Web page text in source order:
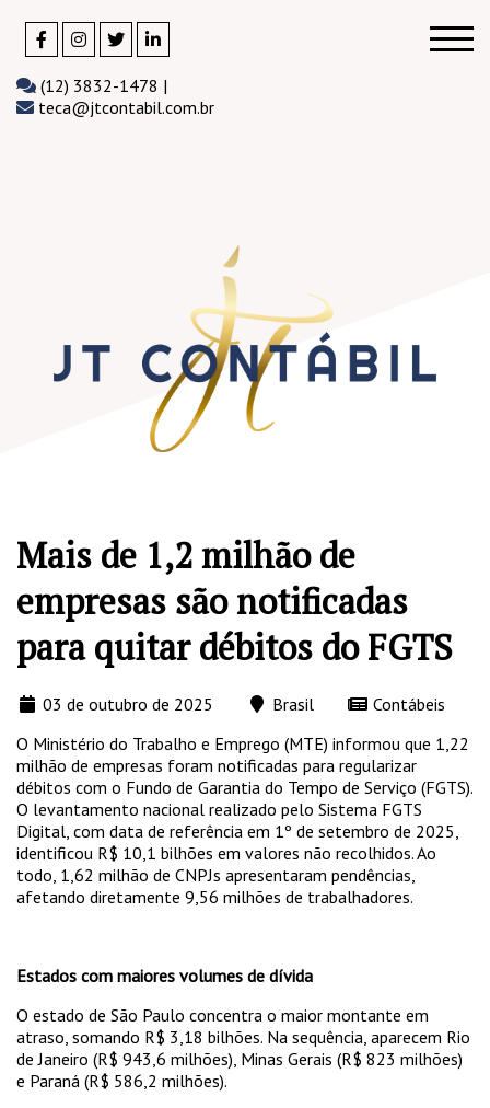
(12) 3832-1478 |
teca@jtcontabil.com.br
Mais de 1,2 milhão de
empresas são notificadas
para quitar débitos do FGTS
03 de outubro de 2025 Brasil
Contábeis
O Ministério do Trabalho e Emprego (MTE) informou que 1,22
milhão de empresas foram notificadas para regularizar
débitos com o Fundo de Garantia do Tempo de Serviço (FGTS).
O levantamento nacional realizado pelo Sistema FGTS
Digital, com data de referência em 1º de setembro de 2025,
identificou R$ 10,1 bilhões em valores não recolhidos. Ao
todo, 1,62 milhão de CNPJs apresentaram pendências,
afetando diretamente 9,56 milhões de trabalhadores.
Estados com maiores volumes de dívida
O estado de São Paulo concentra o maior montante em
atraso, somando R$ 3,18 bilhões. Na sequência, aparecem Rio
de Janeiro (R$ 943,6 milhões), Minas Gerais (R$ 823 milhões)
e Paraná (R$ 586,2 milhões).